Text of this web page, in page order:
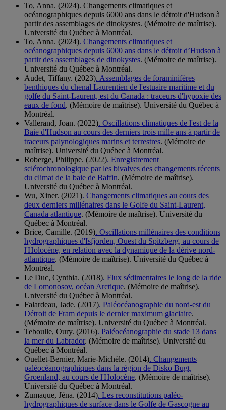
To, Anna. (2024). Changements climatiques et
océanographiques depuis 6000 ans dans le détroit d'Hudson à
partir des assemblages de dinokystes. (Mémoire de maîtrise).
Université du Québec à Montréal.
To, Anna. (2024). Changements climatiques et
océanographiques depuis 6000 ans dans le détroit d’Hudson à
partir des assemblages de dinokystes. (Mémoire de maîtrise).
Université du Québec à Montréal.
Audet, Tiffany. (2023). Assemblages de foraminifères
benthiques du chenal Laurentien de l'estuaire maritime et du
golfe du Saint-Laurent, est du Canada : traceurs d'hypoxie des
eaux de fond. (Mémoire de maîtrise). Université du Québec à
Montréal.
Vallerand, Joan. (2022). Oscillations climatiques de l'est de la
Baie d'Hudson au cours des derniers trois mille ans à partir de
traceurs palynologiques marins et terrestres. (Mémoire de
maîtrise). Université du Québec à Montréal.
Roberge, Philippe. (2022). Enregistrement
sclérochronologique par les bivalves des changements récents
du climat de la baie de Baffin. (Mémoire de maîtrise).
Université du Québec à Montréal.
Wu, Xiner. (2021). Changements climatiques au cours des
deux derniers millénaires dans le Golfe du Saint-Laurent,
Canada atlantique. (Mémoire de maîtrise). Université du
Québec à Montréal.
Brice, Camille. (2019). Oscillations millénaires des conditions
hydrographiques d'Isfjorden, Ouest du Spitzberg, au cours de
l'Holocène, en relation avec la dynamique de la dérive nord-
atlantique. (Mémoire de maîtrise). Université du Québec à
Montréal.
Le Duc, Cynthia. (2018). Flux sédimentaires le long de la ride
de Lomonosov, océan Arctique. (Mémoire de maîtrise).
Université du Québec à Montréal.
Falardeau, Jade. (2017). Paléocéanographie du nord-est du
Détroit de Fram depuis le dernier maximum glaciaire.
(Mémoire de maîtrise). Université du Québec à Montréal.
Teboulle, Oury. (2016). Paléocéanographie du stade 13 dans
la mer du Labrador. (Mémoire de maîtrise). Université du
Québec à Montréal.
Ouellet-Bernier, Marie-Michèle. (2014). Changements
paléocéanographiques dans la région de Disko Bugt,
Groenland, au cours de l'Holocène. (Mémoire de maîtrise).
Université du Québec à Montréal.
Zumaque, Jéna. (2014). Les reconstitutions paléo-
hydrographiques de surface dans le Golfe de Gascogne au